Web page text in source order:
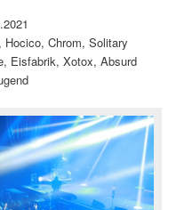
Hocico, Chrom, Solitary
Eisfabrik, Xotox, Absurd